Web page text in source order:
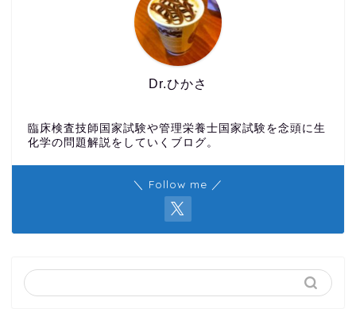
Dr.ひかさ
臨床検査技師国家試験や管理栄養士国家試験を念頭に生
化学の問題解説をしていくブログ。
＼ Follow me ／